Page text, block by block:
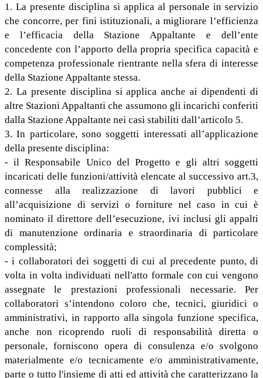
1. La presente disciplina si applica al personale in servizio
che concorre, per fini istituzionali, a migliorare l’efficienza
e l’efficacia della Stazione Appaltante e dell’ente
concedente con l’apporto della propria specifica capacità e
competenza professionale rientrante nella sfera di interesse
della Stazione Appaltante stessa.
2. La presente disciplina si applica anche ai dipendenti di
altre Stazioni Appaltanti che assumono gli incarichi conferiti
dalla Stazione Appaltante nei casi stabiliti dall’articolo 5.
3. In particolare, sono soggetti interessati all’applicazione
della presente disciplina:
- il Responsabile Unico del Progetto e gli altri soggetti
incaricati delle funzioni/attività elencate al successivo art.3,
connesse alla realizzazione di lavori pubblici e
all’acquisizione di servizi o forniture nel caso in cui è
nominato il direttore dell’esecuzione, ivi inclusi gli appalti
di manutenzione ordinaria e straordinaria di particolare
complessità;
- i collaboratori dei soggetti di cui al precedente punto, di
volta in volta individuati nell'atto formale con cui vengono
assegnate le prestazioni professionali necessarie. Per
collaboratori s’intendono coloro che, tecnici, giuridici o
amministrativi, in rapporto alla singola funzione specifica,
anche non ricoprendo ruoli di responsabilità diretta o
personale, forniscono opera di consulenza e/o svolgono
materialmente e/o tecnicamente e/o amministrativamente,
parte o tutto l'insieme di atti ed attività che caratterizzano la